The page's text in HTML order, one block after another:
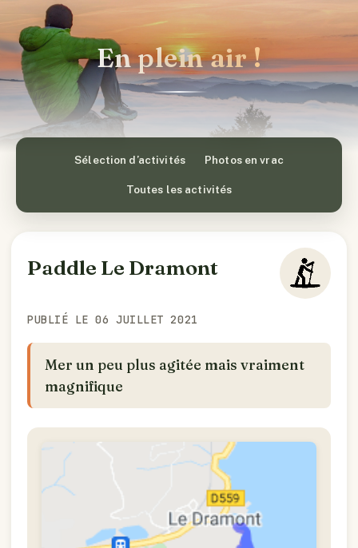
En plein air !
Sélection d’activités Photos en vrac
Toutes les activités
Paddle Le Dramont
PUBLIÉ LE 06 JUILLET 2021
Mer un peu plus agitée mais vraiment
magnifique